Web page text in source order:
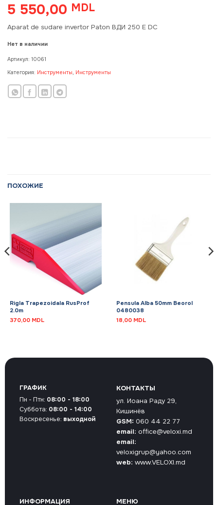
5 550,00 MDL
Aparat de sudare invertor Paton ВДИ 250 E DC
Нет в наличии
Артикул: 10061
Категория: Инструменты, Инструменты
ПОХОЖИЕ
Rigla Trapezoidala RusProf
2.0m
370,00 MDL
Pensula Alba 50mm Beorol
0480038
18,00 MDL
КОНТАКТЫ
ул. Иоана Раду 29,
Кишинёв
GSM: 060 44 22 77
email: office@veloxi.md
email:
veloxigrup@yahoo.com
web: www.VELOXI.md
ИНФОРМАЦИЯ МЕНЮ
ГРАФИК
Пн - Птн: 08:00 - 18:00
Суббота: 08:00 - 14:00
Воскресенье: выходной